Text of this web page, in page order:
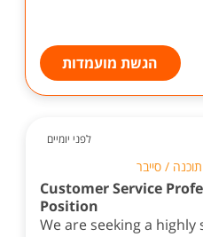
הגשת מועמדות
לפני יומיים
/ סייבר
Customer Service
Position
We are seeking a